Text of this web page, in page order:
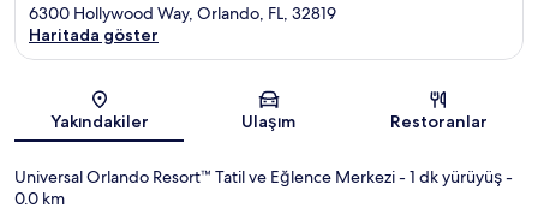
Harita
6300 Hollywood Way, Orlando, FL, 32819
Haritada göster
Yakındakiler Ulaşım Restoranlar
Universal Orlando Resort™ Tatil ve Eğlence Merkezi- 1 dk yürüyüş-
0.0 km